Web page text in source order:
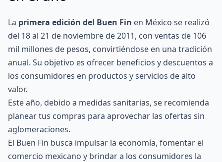
La primera edición del Buen Fin en México se realizó
del 18 al 21 de noviembre de 2011, con ventas de 106
mil millones de pesos, convirtiéndose en una tradición
anual. Su objetivo es ofrecer beneficios y descuentos a
los consumidores en productos y servicios de alto
valor.
Este año, debido a medidas sanitarias, se recomienda
planear tus compras para aprovechar las ofertas sin
aglomeraciones.
El Buen Fin busca impulsar la economía, fomentar el
comercio mexicano y brindar a los consumidores la